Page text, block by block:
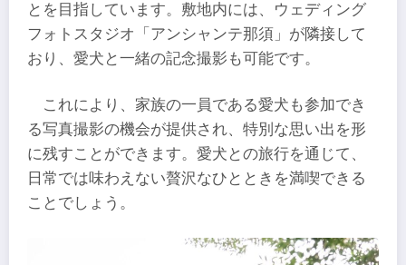
とを目指しています。敷地内には、ウェディング
フォトスタジオ「アンシャンテ那須」が隣接して
おり、愛犬と一緒の記念撮影も可能です。
これにより、家族の一員である愛犬も参加でき
る写真撮影の機会が提供され、特別な思い出を形
に残すことができます。愛犬との旅行を通じて、
日常では味わえない贅沢なひとときを満喫できる
ことでしょう。